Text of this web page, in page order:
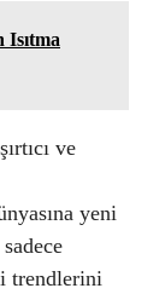
Isıtma
ve
yeni
trendlerini